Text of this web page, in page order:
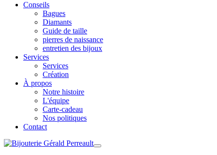
Conseils
Bagues
Diamants
Guide de taille
pierres de naissance
entretien des bijoux
Services
Services
Création
À propos
Notre histoire
L'équipe
Carte-cadeau
Nos politiques
Contact